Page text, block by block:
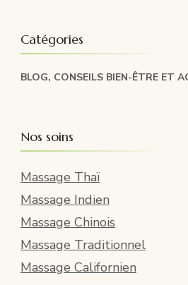
Catégories
BLOG, CONSEILS BIEN-ÊTRE ET
Nos soins
Massage Thaï
Massage Indien
Massage Chinois
Massage Traditionnel
Massage Californien